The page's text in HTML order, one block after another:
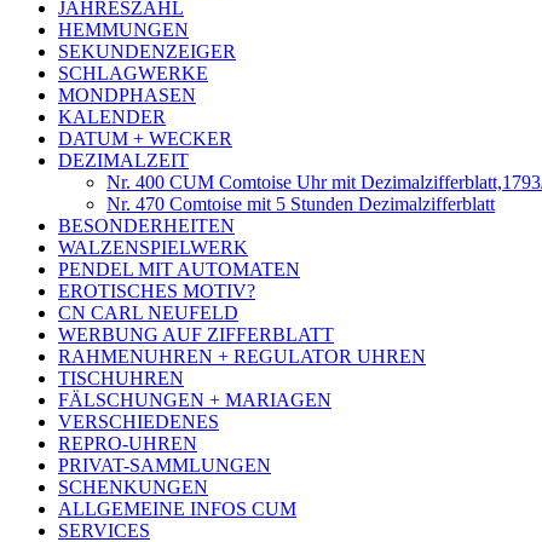
JAHRESZAHL
HEMMUNGEN
SEKUNDENZEIGER
SCHLAGWERKE
MONDPHASEN
KALENDER
DATUM + WECKER
DEZIMALZEIT
Nr. 400 CUM Comtoise Uhr mit
Nr. 470 Comtoise mit 5 Stunden Dezimalzifferblatt
BESONDERHEITEN
WALZENSPIELWERK
PENDEL MIT AUTOMATEN
EROTISCHES MOTIV?
CN CARL NEUFELD
WERBUNG AUF ZIFFERBLATT
RAHMENUHREN + REGULATOR UHREN
TISCHUHREN
FÄLSCHUNGEN + MARIAGEN
VERSCHIEDENES
REPRO-UHREN
PRIVAT-SAMMLUNGEN
SCHENKUNGEN
ALLGEMEINE INFOS CUM
SERVICES